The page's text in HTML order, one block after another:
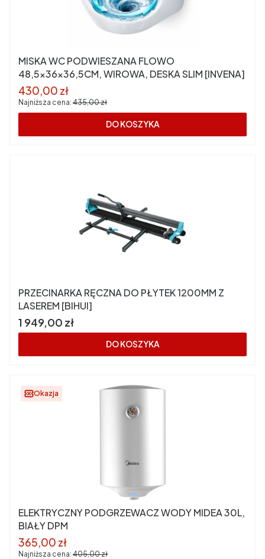
MISKA WC PODWIESZANA FLOWO
48,5x36x36,5CM, WIROWA, DESKA SLIM [INVENA]
Cena promocyjna
430,00 zł
Najniższa cena: 435,00 zł
DO KOSZYKA
PRZECINARKA RĘCZNA DO PŁYTEK 1200MM Z
LASEREM [BIHUI]
Cena
1 949,00 zł
DO KOSZYKA
Okazja
ELEKTRYCZNY PODGRZEWACZ WODY MIDEA 30L,
BIAŁY DPM
Cena promocyjna
365,00 zł
Najniższa cena: 405,00 zł